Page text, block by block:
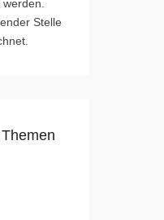
werden.
Stelle